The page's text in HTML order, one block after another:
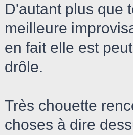
D'autant plus que
meilleure
en fait elle est
drôle.
Très chouette
choses à dire